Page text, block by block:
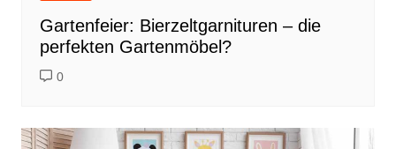
Gartenfeier: Bierzeltgarnituren – die
perfekten Gartenmöbel?
0